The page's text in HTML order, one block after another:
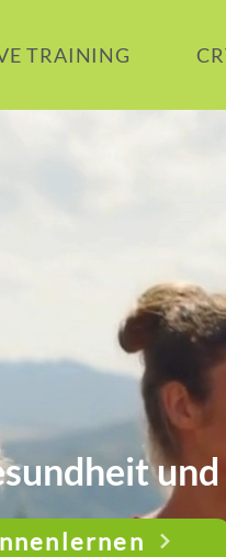
TRAINING